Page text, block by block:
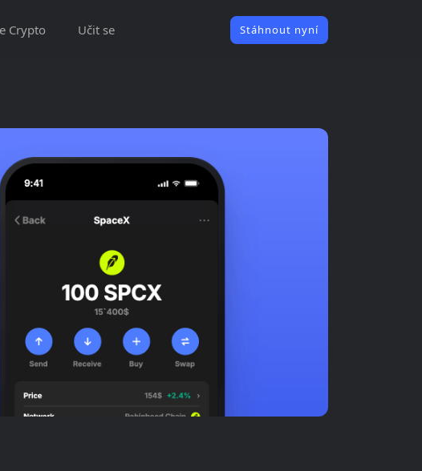
Crypto Učit se Stáhnout nyní